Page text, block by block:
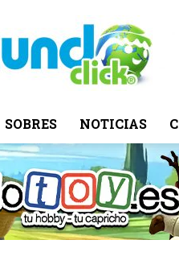
El
SOBRES NOTICIAS